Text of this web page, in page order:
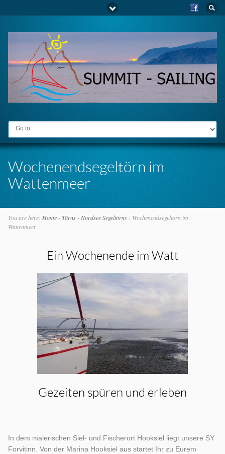
Go to:
Wochenendsegeltörn im
Wattenmeer
You are here: Home› Törns› Nordsee Segeltörns› Wochenendsegeltörn im
Wattenmeer
Ein Wochenende im Watt
Gezeiten spüren und erleben
In dem malerischen Siel- und Fischerort Hooksiel liegt unsere SY
Forvitinn. Von der Marina Hooksiel aus startet Ihr zu Eurem